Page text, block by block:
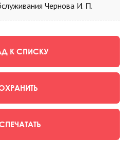
Чернова И. П.
К СПИСКУ